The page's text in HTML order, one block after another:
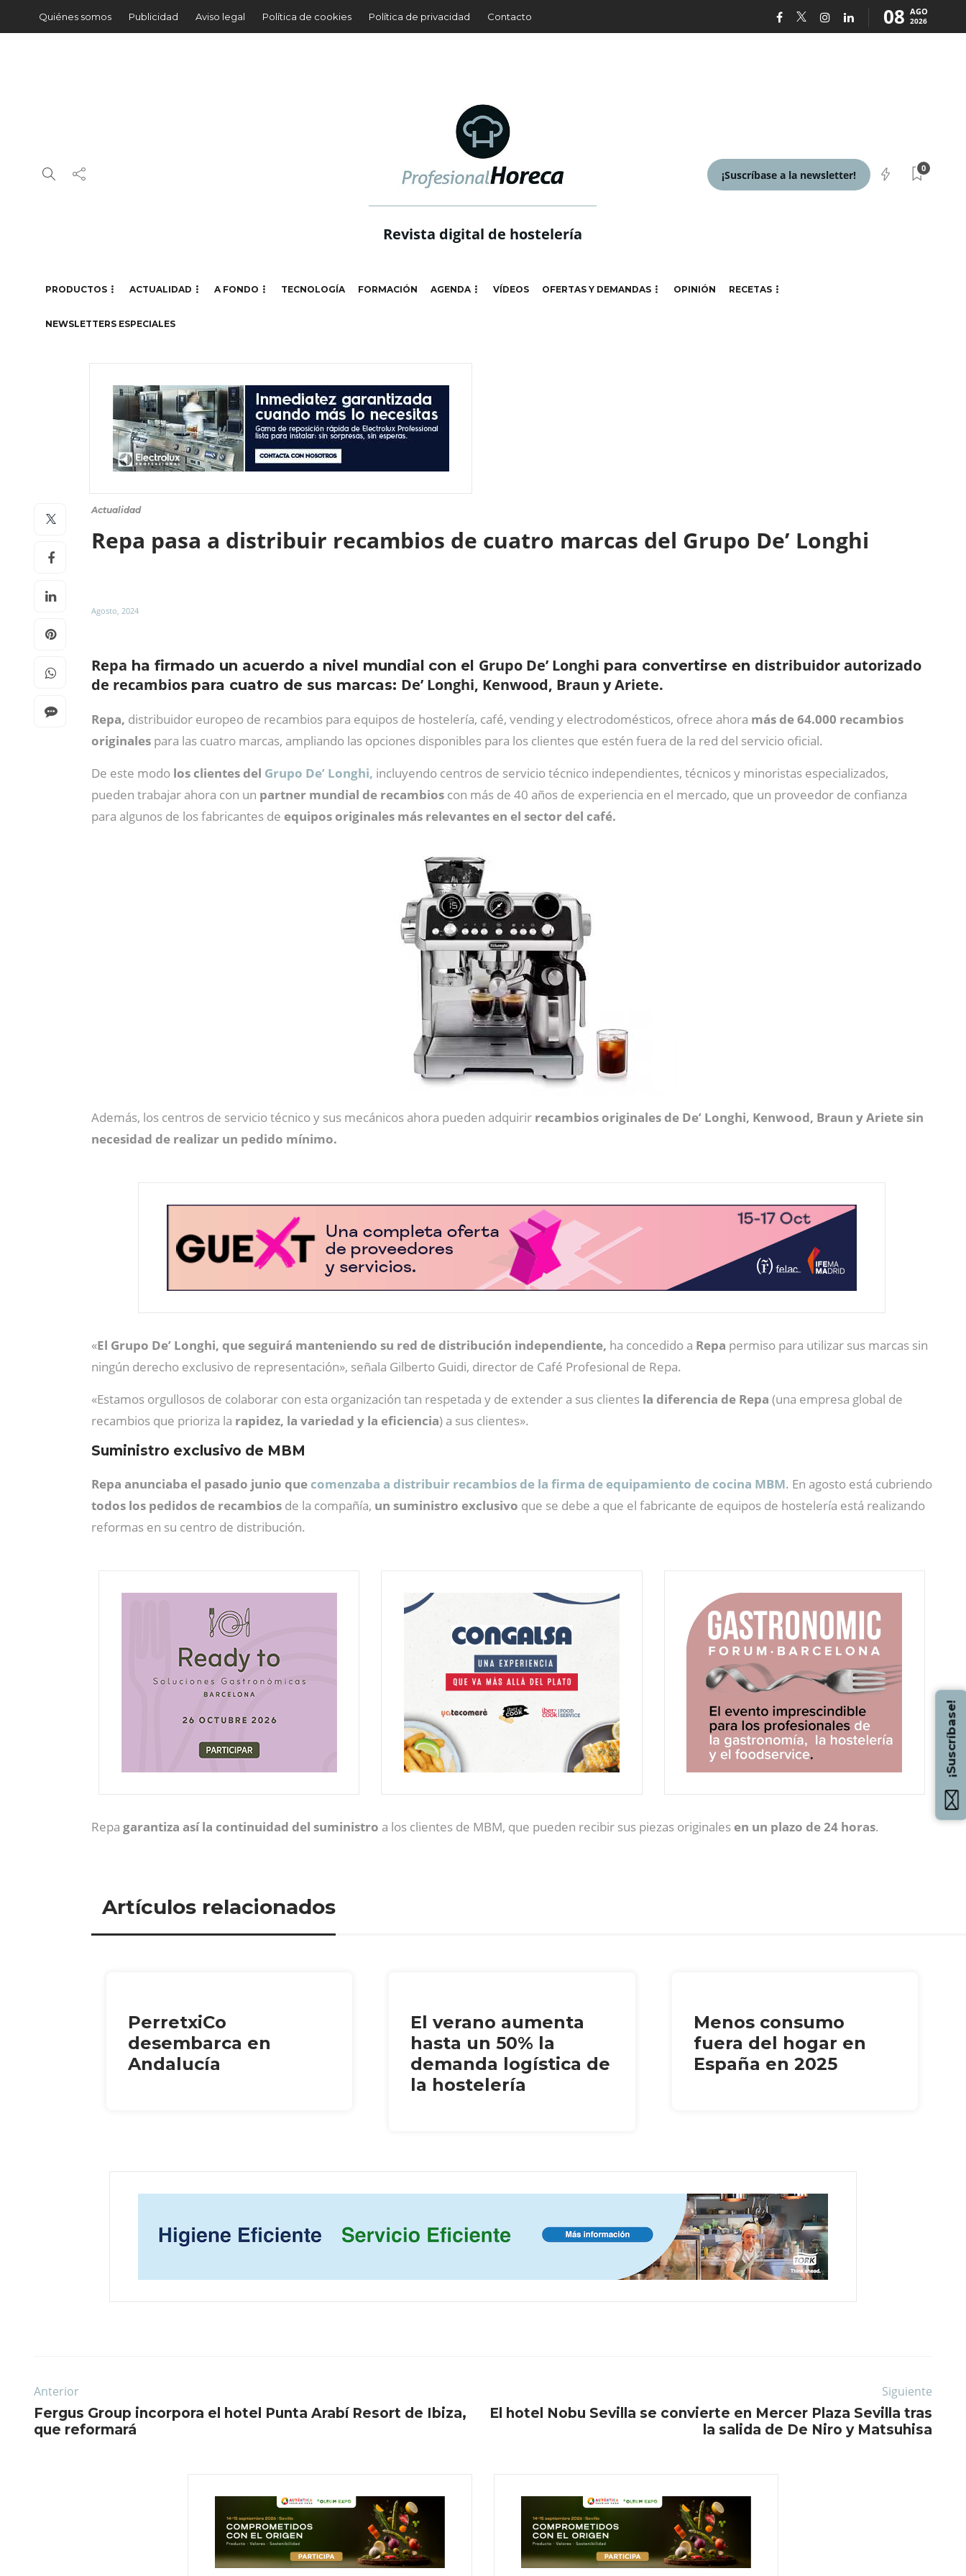
Quiénes somos Publicidad Aviso legal Política de cookies Política de privacidad Contacto 08 AGO
2026
Revista digital de hostelería
¡Suscríbase a la newsletter!
0
PRODUCTOS ACTUALIDAD A FONDO TECNOLOGÍA FORMACIÓN AGENDA VÍDEOS OFERTAS Y DEMANDAS OPINIÓN RECETAS
NEWSLETTERS ESPECIALES
Actualidad
Repa pasa a distribuir recambios de cuatro marcas del Grupo De’ Longhi
Agosto, 2024
Repa ha firmado un acuerdo a nivel mundial con el Grupo De’ Longhi para convertirse en distribuidor autorizado
de recambios para cuatro de sus marcas: De’ Longhi, Kenwood, Braun y Ariete.
Repa, distribuidor europeo de recambios para equipos de hostelería, café, vending y electrodomésticos, ofrece ahora más de 64.000 recambios
originales para las cuatro marcas, ampliando las opciones disponibles para los clientes que estén fuera de la red del servicio oficial.
De este modo los clientes del Grupo De’ Longhi, incluyendo centros de servicio técnico independientes, técnicos y minoristas especializados,
pueden trabajar ahora con un partner mundial de recambios con más de 40 años de experiencia en el mercado, que un proveedor de confianza
para algunos de los fabricantes de equipos originales más relevantes en el sector del café.
Además, los centros de servicio técnico y sus mecánicos ahora pueden adquirir recambios originales de De’ Longhi, Kenwood, Braun y Ariete sin
necesidad de realizar un pedido mínimo.
«El Grupo De’ Longhi, que seguirá manteniendo su red de distribución independiente, ha concedido a Repa permiso para utilizar sus marcas sin
ningún derecho exclusivo de representación», señala Gilberto Guidi, director de Café Profesional de Repa.
«Estamos orgullosos de colaborar con esta organización tan respetada y de extender a sus clientes la diferencia de Repa (una empresa global de
recambios que prioriza la rapidez, la variedad y la eficiencia) a sus clientes».
Suministro exclusivo de MBM
Repa anunciaba el pasado junio que comenzaba a distribuir recambios de la firma de equipamiento de cocina MBM. En agosto está cubriendo
todos los pedidos de recambios de la compañía, un suministro exclusivo que se debe a que el fabricante de equipos de hostelería está realizando
reformas en su centro de distribución.
Repa garantiza así la continuidad del suministro a los clientes de MBM, que pueden recibir sus piezas originalesen un plazo de 24 horas.
Artículos relacionados
PerretxiCo
desembarca en
Andalucía
El verano aumenta
hasta un 50% la
demanda logística de
la hostelería
Menos consumo
fuera del hogar en
España en 2025
Anterior
Fergus Group incorpora el hotel Punta Arabí Resort de Ibiza,
que reformará
Siguiente
El hotel Nobu Sevilla se convierte en Mercer Plaza Sevilla tras
la salida de De Niro y Matsuhisa
¡Suscríbase!